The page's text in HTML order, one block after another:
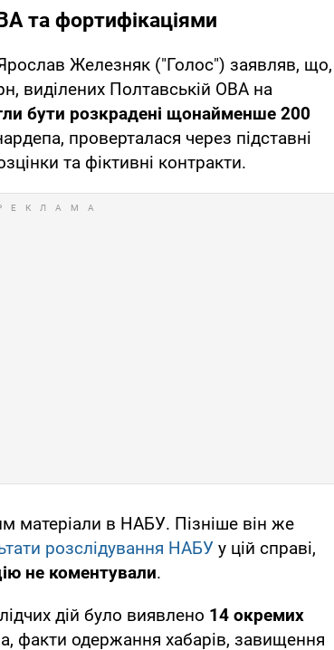
та фортифікаціями
Железняк ("Голос") заявляв, що,
виділених Полтавській ОВА на
бути розкрадені щонайменше 200
проверталася через підставні
та фіктивні контракти.
матеріали в НАБУ. Пізніше він же
розслідування НАБУ у цій справі,
не коментували.
дій було виявлено 14 окремих
факти одержання хабарів, завищення